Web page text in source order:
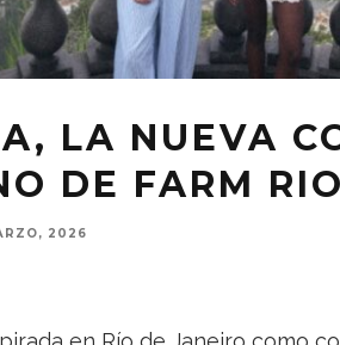
LA NUEVA
DE FARM RIO
2026